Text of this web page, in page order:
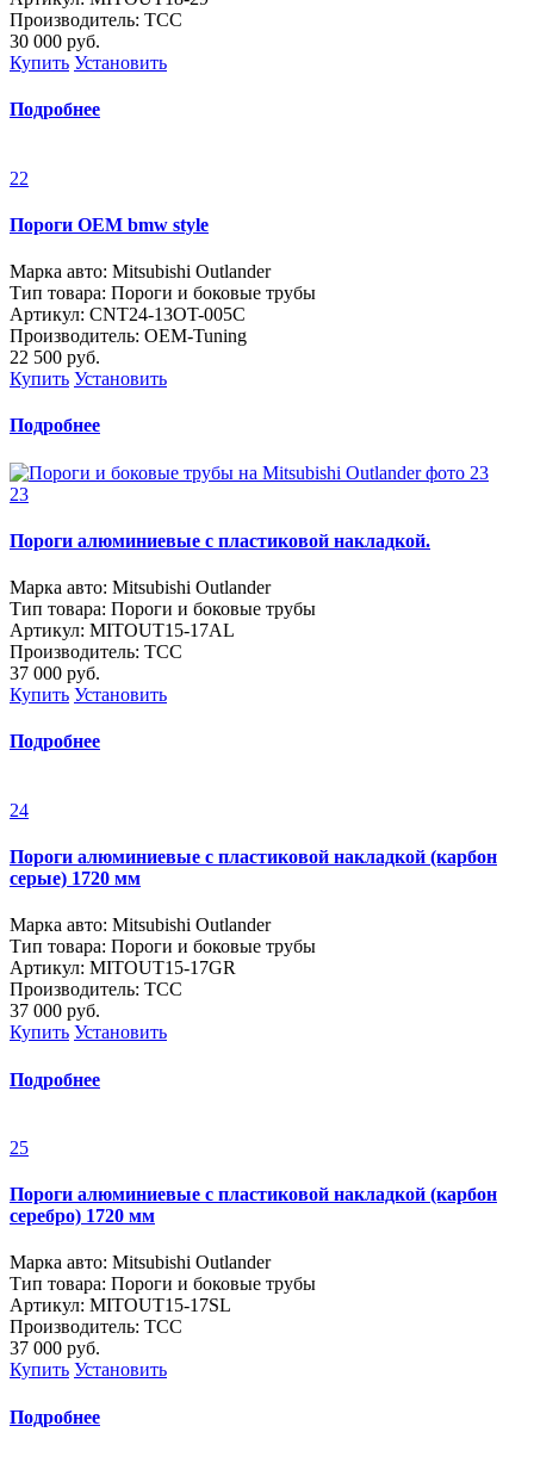
Производитель: ТСС
30 000 руб.
Купить Установить
Подробнее
22
Пороги OEM bmw style
Марка авто: Mitsubishi Outlander
Тип товара: Пороги и боковые трубы
Артикул: CNT24-13OT-005C
Производитель: OEM-Tuning
22 500 руб.
Купить Установить
Подробнее
23
Пороги алюминиевые с пластиковой накладкой.
Марка авто: Mitsubishi Outlander
Тип товара: Пороги и боковые трубы
Артикул: MITOUT15-17AL
Производитель: ТСС
37 000 руб.
Купить Установить
Подробнее
24
Пороги алюминиевые с пластиковой накладкой (карбон
серые) 1720 мм
Марка авто: Mitsubishi Outlander
Тип товара: Пороги и боковые трубы
Артикул: MITOUT15-17GR
Производитель: ТСС
37 000 руб.
Купить Установить
Подробнее
25
Пороги алюминиевые с пластиковой накладкой (карбон
серебро) 1720 мм
Марка авто: Mitsubishi Outlander
Тип товара: Пороги и боковые трубы
Артикул: MITOUT15-17SL
Производитель: ТСС
37 000 руб.
Купить Установить
Подробнее